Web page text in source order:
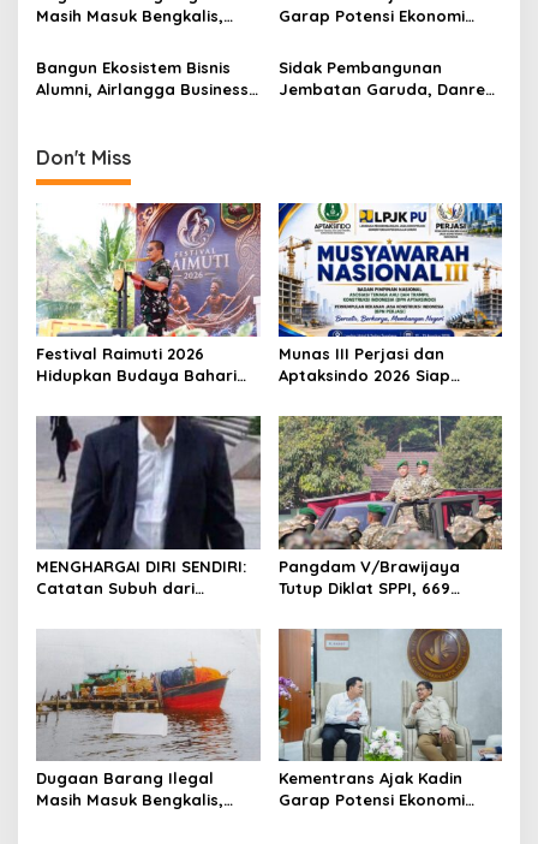
t
o
Masih Masuk Bengkalis,
Pengawasan Menguat
Garap Potensi Ekonomi
Bangun Ekosistem Bisnis
Alumni, Airlangga Business
Surabaya
Sidak Pembangunan
Jembatan Garuda, Danrem
Don't Miss
Festival Raimuti 2026
Hidupkan Budaya Bahari
Munas III Perjasi dan
Aptaksindo 2026 Siap
Provinsi Akan Hadir
MENGHARGAI DIRI SENDIRI:
Catatan Subuh dari
Jawa
Pangdam V/Brawijaya
Tutup Diklat SPPI, 669
Penggerak Ekonomi Desa
Dugaan Barang Ilegal
Masih Masuk Bengkalis,
Kementrans Ajak Kadin
Garap Potensi Ekonomi